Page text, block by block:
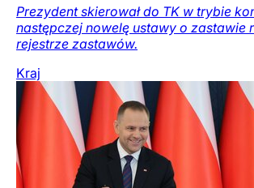
Prezydent skierował do TK w trybie
następczej nowelę ustawy o zastawie
rejestrze zastawów.
Kraj